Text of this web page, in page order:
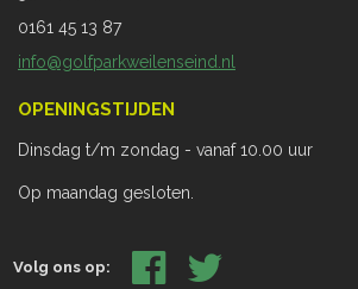
0161 45 13 87
info@golfparkweilenseind.nl
OPENINGSTIJDEN
Dinsdag t/m zondag - vanaf 10.00 uur
Op maandag gesloten.
Volg ons op: